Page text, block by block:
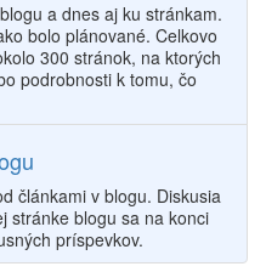
a dnes aj ku stránkam.
bolo plánované. Celkovo
300 stránok, na ktorých
podrobnosti k tomu, čo
článkami v blogu. Diskusia
stránke blogu sa na konci
príspevkov.